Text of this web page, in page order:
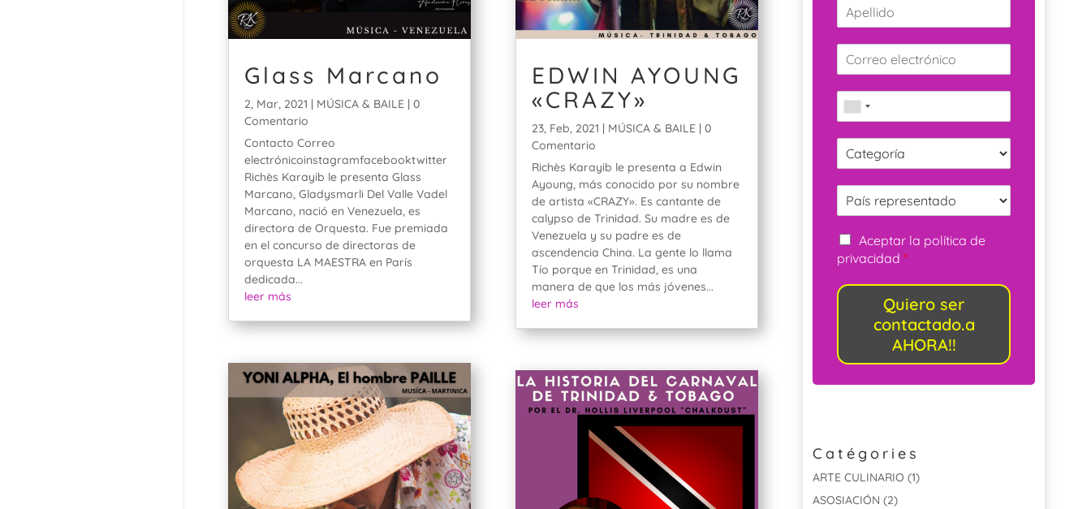
Glass Marcano
2, Mar, 2021 | MÚSICA & BAILE| 0
Comentario
Contacto Correo
electrónicoinstagramfacebooktwitter
Richès Karayib le presenta Glass
Marcano, Gladysmarli Del Valle Vadel
Marcano, nació en Venezuela, es
directora de Orquesta. Fue premiada
en el concurso de directoras de
orquesta LA MAESTRA en París
dedicada...
leer más
EDWIN AYOUNG
«CRAZY»
23, Feb, 2021 | MÚSICA & BAILE | 0
Comentario
Richès Karayib le presenta a Edwin
Ayoung, más conocido por su nombre
de artista «CRAZY». Es cantante de
calypso de Trinidad. Su madre es de
Venezuela y su padre es de
ascendencia China. La gente lo llama
Tío porque en Trinidad, es una
manera de que los más jóvenes...
leer más
Aceptar la política de
privacidad*
Quiero ser
contactado.a
AHORA!!
Catégories
ARTE CULINARIO (1)
ASOSIACIÓN (2)